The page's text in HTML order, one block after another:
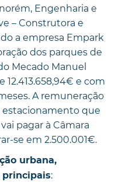
Engenharia e
– Construtora e
a empresa Empark
dos parques de
Mecado Manuel
e com
A remuneração
estacionamento que
pagar à Câmara
se em 2.500.001€.
urbana,
principais: